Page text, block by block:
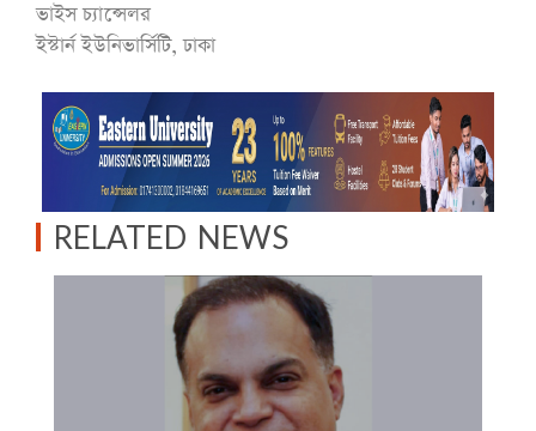
ভাইস চ্যান্সেলর
ইস্টার্ন ইউনিভার্সিটি, ঢাকা
RELATED NEWS